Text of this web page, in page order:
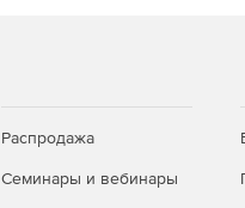
Распродажа
Семинары и вебинары